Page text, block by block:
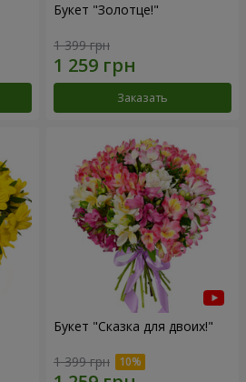
Букет "Золотце!"
1 399 грн
Заказать
Букет "Сказка для двоих!"
1 399 грн